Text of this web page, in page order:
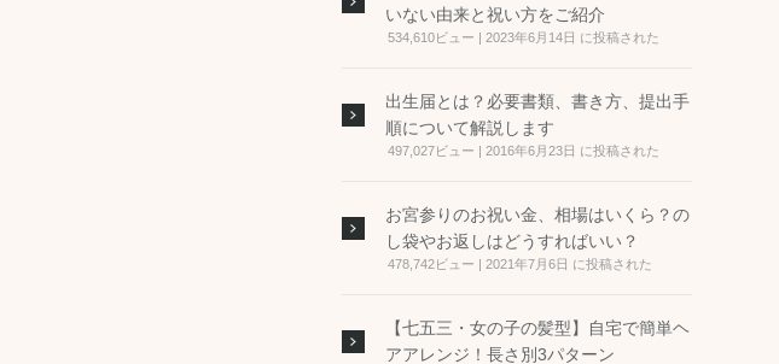
いない由来と祝い方をご紹介
534,610ビュー | 2023年6月14日 に投稿された
出生届とは？必要書類、書き方、提出手
順について解説します
497,027ビュー | 2016年6月23日 に投稿された
お宮参りのお祝い金、相場はいくら？の
し袋やお返しはどうすればいい？
478,742ビュー | 2021年7月6日 に投稿された
【七五三・女の子の髪型】自宅で簡単ヘ
アアレンジ！長さ別3パターン